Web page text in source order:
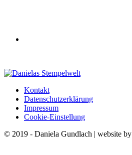
Kontakt
Datenschutzerklärung
Impressum
Cookie-Einstellung
© 2019 - Daniela Gundlach | website by